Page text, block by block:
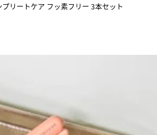
リートケア フッ素フリー 3本セット